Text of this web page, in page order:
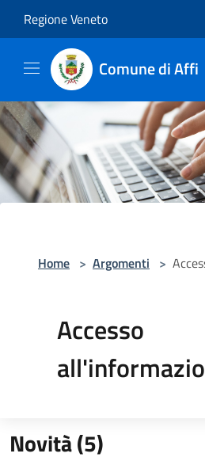
Regione Veneto
Comune di Affi
Home > Argomenti >
Accesso
Novità (5)